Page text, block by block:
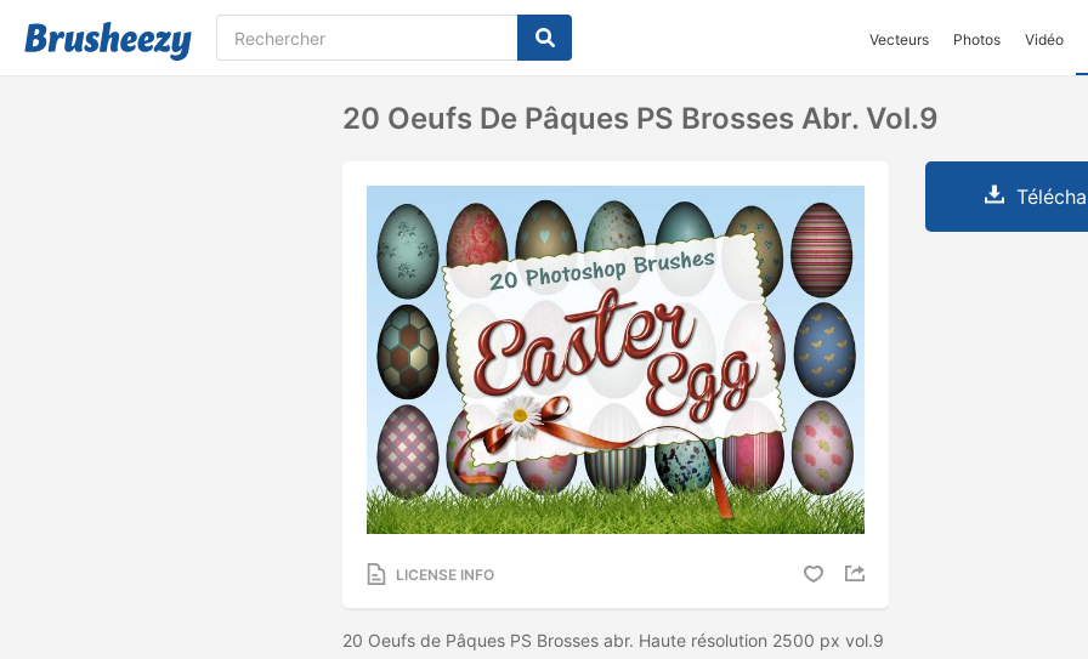
Vecteurs Photos Vidéo
20 Oeufs De Pâques PS Brosses Abr. Vol.9
LICENSE INFO
20 Oeufs de Pâques PS Brosses abr. Haute résolution 2500 px vol.9